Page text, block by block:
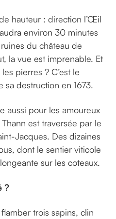
hauteur : direction l’Œil
environ 30 minutes
du château de
la vue est imprenable. Et
pierres ? C’est le
destruction en 1673.
aussi pour les amoureux
est traversée par le
Jacques. Des dizaines
dont le sentier viticole
sur les coteaux.
?
trois sapins, clin